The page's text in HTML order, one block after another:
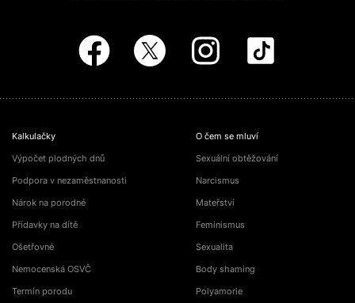
Kalkulačky
Výpočet plodných dnů
Podpora v nezaměstnanosti
Nárok na porodné
Přídavky na dítě
Ošetřovné
Nemocenská OSVČ
Termín porodu
O čem se mluví
Sexuální obtěžování
Narcismus
Mateřství
Feminismus
Sexualita
Body shaming
Polyamorie